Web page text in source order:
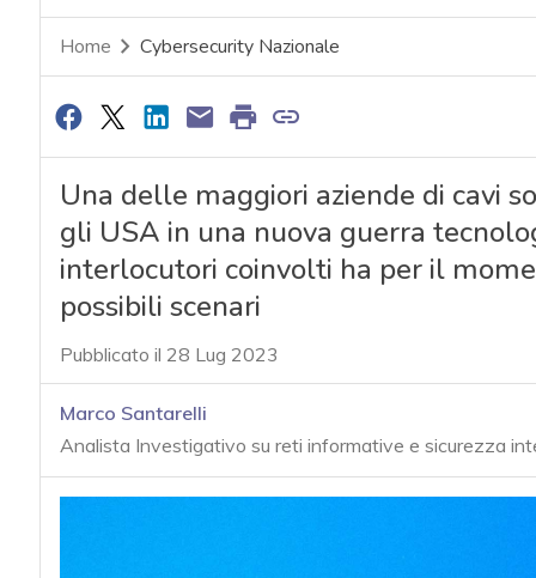
Home Cybersecurity Nazionale
Una delle maggiori aziende di cavi
gli USA in una nuova guerra
interlocutori coinvolti ha per il
possibili scenari
Pubblicato il 28 Lug 2023
Marco Santarelli
Analista Investigativo su reti informative e sicurezza